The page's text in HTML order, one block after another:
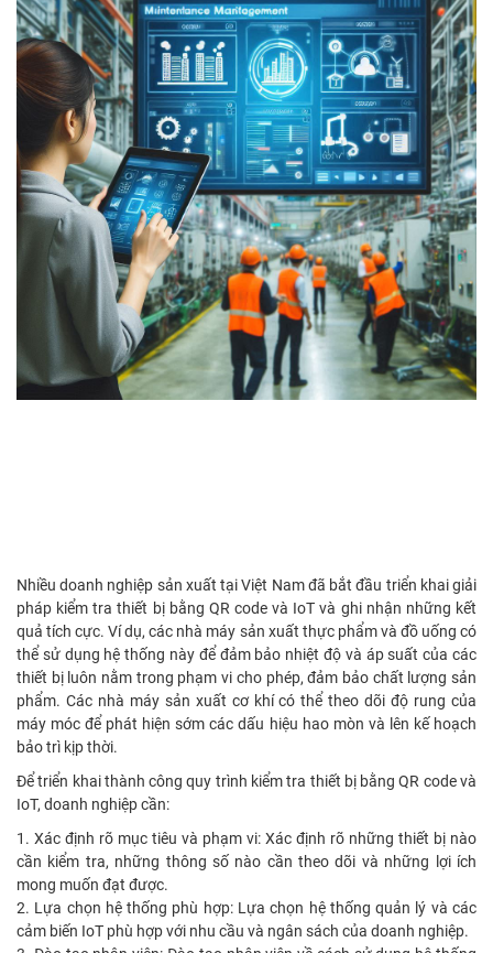
Nhiều doanh nghiệp sản xuất tại Việt Nam đã bắt đầu triển khai giải
pháp kiểm tra thiết bị bằng QR code và IoT và ghi nhận những kết
quả tích cực. Ví dụ, các nhà máy sản xuất thực phẩm và đồ uống có
thể sử dụng hệ thống này để đảm bảo nhiệt độ và áp suất của các
thiết bị luôn nằm trong phạm vi cho phép, đảm bảo chất lượng sản
phẩm. Các nhà máy sản xuất cơ khí có thể theo dõi độ rung của
máy móc để phát hiện sớm các dấu hiệu hao mòn và lên kế hoạch
bảo trì kịp thời.
Để triển khai thành công quy trình kiểm tra thiết bị bằng QR code và
IoT, doanh nghiệp cần:
1. Xác định rõ mục tiêu và phạm vi: Xác định rõ những thiết bị nào
cần kiểm tra, những thông số nào cần theo dõi và những lợi ích
mong muốn đạt được.
2. Lựa chọn hệ thống phù hợp: Lựa chọn hệ thống quản lý và các
cảm biến IoT phù hợp với nhu cầu và ngân sách của doanh nghiệp.